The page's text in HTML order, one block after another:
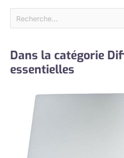
Dans la catégorie
essentielles